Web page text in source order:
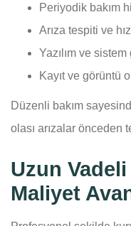
Periyodik bakım
Arıza tespiti ve
Yazılım ve
Kayıt ve görüntü
Düzenli bakım
olası arızalar önceden
Uzun
Maliyet